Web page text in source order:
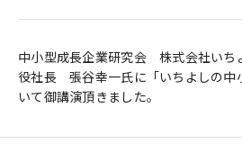
中小型成長企業研究会 株式会社いち
役社長 張谷幸一氏に「いちよしの中
いて御講演頂きました。